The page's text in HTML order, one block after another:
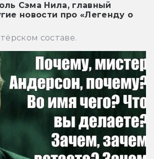
Сэма Нила, главный
новости про «Легенду о
составе.